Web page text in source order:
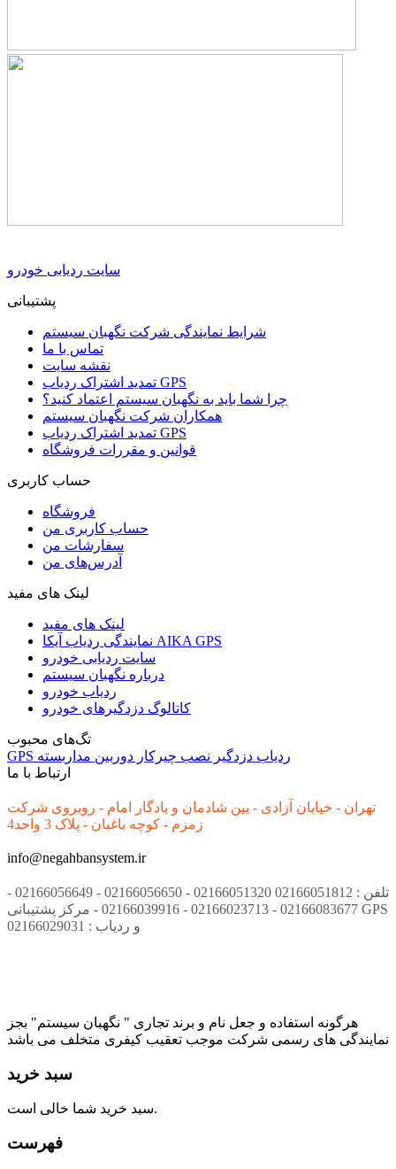
سایت ردیابی خودرو
پشتیبانی
شرایط نمایندگی شرکت نگهبان سیستم
تماس با ما
نقشه سایت
تمدید اشتراک ردیاب GPS
چرا شما باید به نگهبان سیستم اعتماد کنید؟
همکاران شرکت نگهبان سیستم
تمدید اشتراک ردیاب GPS
قوانین و مقررات فروشگاه
حساب کاربری
فروشگاه
حساب کاربری من
سفارشات من
آدرس‌های من
لینک های مفید
لینک های مفید
نمایندگی ردیاب آیکا AIKA GPS
سایت ردیابی خودرو
درباره نگهبان سیستم
ردیاب خودرو
کاتالوگ دزدگیرهای خودرو
تگ‌های محبوب
GPS
ردیاب دزدگیر نصب چیرکار دوربین مداربسته
ارتباط با ما
تهران - خیابان آزادی - بین شادمان و یادگار امام - روبروی شرکت
زمزم - کوچه باغبان - پلاک 3 واحد4
info@negahbansystem.ir
تلفن : 02166051812 02166051320 - 02166056650 - 02166056649 -
02166083677 - 02166023713 - 02166039916 - مرکز پشتیبانی GPS
و ردیاب : 02166029031
هرگونه استفاده و جعل نام و برند تجاری " نگهبان سیستم" بجز
نمایندگی های رسمی شرکت موجب تعقیب کیفری متخلف می باشد
سبد خرید
سبد خرید شما خالی است.
فهرست